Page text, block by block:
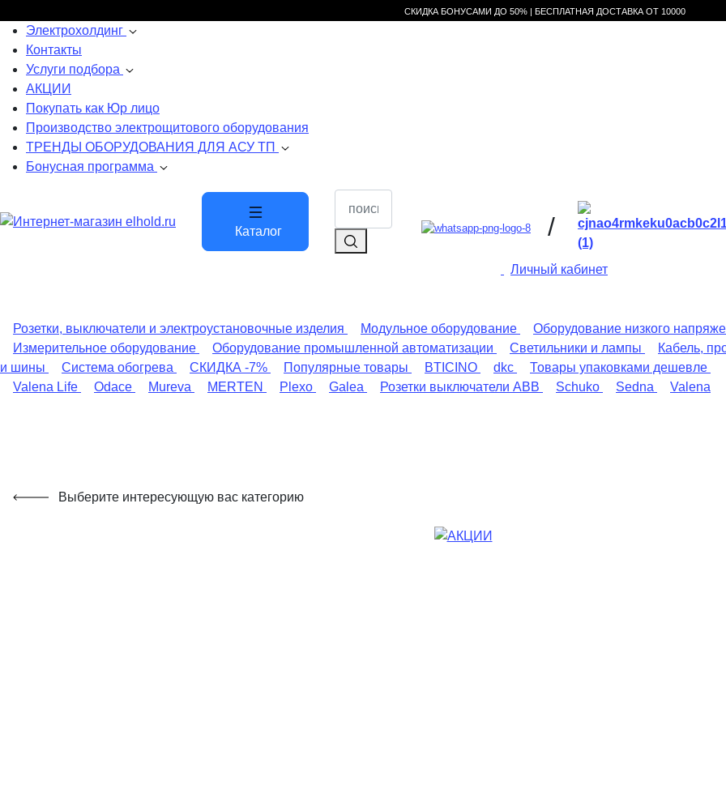
СКИДКА БОНУСАМИ ДО 50% | БЕСПЛАТНАЯ ДОСТАВКА ОТ 10000
Электрохолдинг
Контакты
Услуги подбора
АКЦИИ
Покупать как Юр лицо
Производство электрощитового оборудования
ТРЕНДЫ ОБОРУДОВАНИЯ ДЛЯ АСУ ТП
Бонусная программа
Каталог /
Личный кабинет
Розетки, выключатели и электроустановочные изделия Модульное оборудование Оборудование низкого
Измерительное оборудование
Оборудование промышленной автоматизации Светильники и лампы Кабель,
и шины
Система обогрева СКИДКА -7% Популярные товары BTICINO dkc Товары упаковками дешевле
Valena Life
Odace Mureva MERTEN Plexo Galea Розетки выключатели ABB Schuko Sedna Valena
Выберите интересующую вас категорию